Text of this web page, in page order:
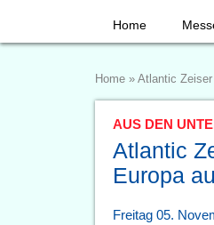
Home
Home » Atlantic
AUS DEN
Atlantic
Europa
Freitag 05.